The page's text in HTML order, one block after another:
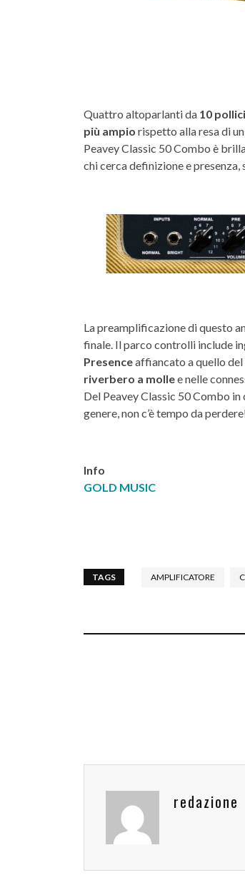
Quattro altoparlanti da 10 pollici
più ampio rispetto alla resa di
Peavey Classic 50 Combo è
chi cerca definizione e
La preamplificazione di questo
finale. Il parco controlli include
Presenceaffiancato a quello
riverbero a mollee nelle
Del Peavey Classic 50 Combo
genere, non c’è tempo da
Info
GOLD MUSIC
TAGS AMPLIFICATORE
redazione